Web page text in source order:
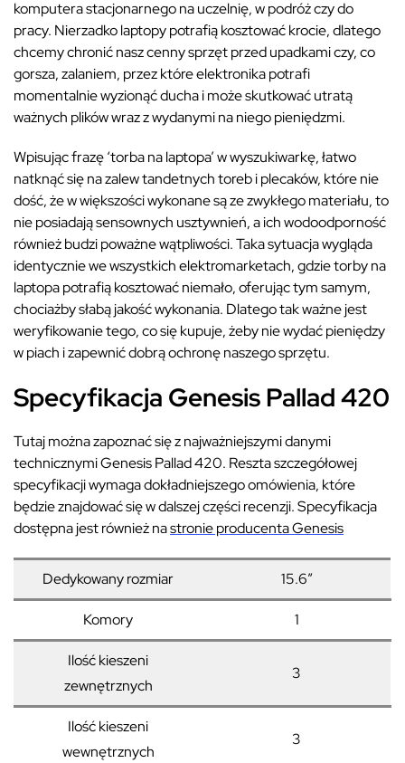
komputera stacjonarnego na uczelnię, w podróż czy do
pracy. Nierzadko laptopy potrafią kosztować krocie, dlatego
chcemy chronić nasz cenny sprzęt przed upadkami czy, co
gorsza, zalaniem, przez które elektronika potrafi
momentalnie wyzionąć ducha i może skutkować utratą
ważnych plików wraz z wydanymi na niego pieniędzmi.
Wpisując frazę ‘torba na laptopa’ w wyszukiwarkę, łatwo
natknąć się na zalew tandetnych toreb i plecaków, które nie
dość, że w większości wykonane są ze zwykłego materiału, to
nie posiadają sensownych usztywnień, a ich wodoodporność
również budzi poważne wątpliwości. Taka sytuacja wygląda
identycznie we wszystkich elektromarketach, gdzie torby na
laptopa potrafią kosztować niemało, oferując tym samym,
chociażby słabą jakość wykonania. Dlatego tak ważne jest
weryfikowanie tego, co się kupuje, żeby nie wydać pieniędzy
w piach i zapewnić dobrą ochronę naszego sprzętu.
Specyfikacja Genesis Pallad 420
Tutaj można zapoznać się z najważniejszymi danymi
technicznymi Genesis Pallad 420. Reszta szczegółowej
specyfikacji wymaga dokładniejszego omówienia, które
będzie znajdować się w dalszej części recenzji. Specyfikacja
dostępna jest również nastronie producenta Genesis
Dedykowany rozmiar 15.6″
Komory 1
Ilość kieszeni
zewnętrznych
3
Ilość kieszeni
wewnętrznych
3